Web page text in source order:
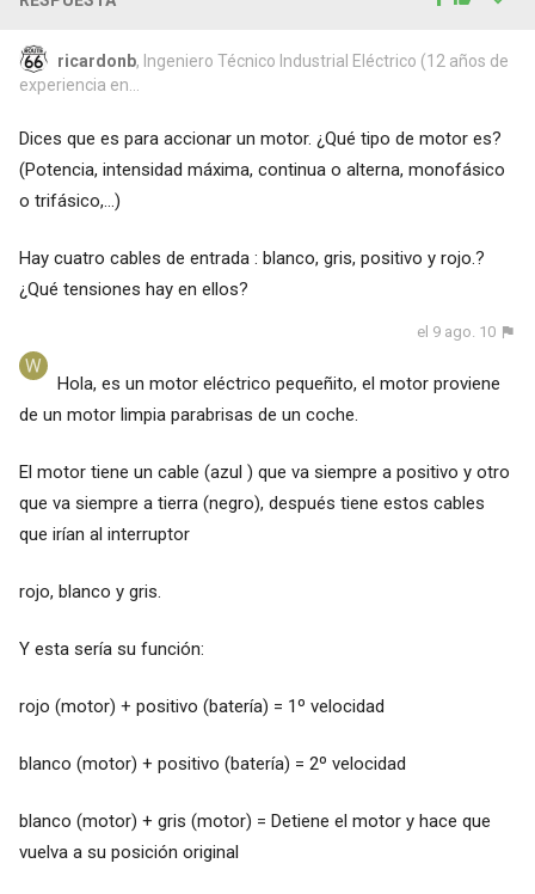
ricardonb, Ingeniero Técnico Industrial Eléctrico (12 años de
experiencia en...
Dices que es para accionar un motor. ¿Qué tipo de motor es?
(Potencia, intensidad máxima, continua o alterna, monofásico
o trifásico,...)
Hay cuatro cables de entrada : blanco, gris, positivo y rojo.?
¿Qué tensiones hay en ellos?
el 9 ago. 10
Hola, es un motor eléctrico pequeñito, el motor proviene
de un motor limpia parabrisas de un coche.
El motor tiene un cable (azul ) que va siempre a positivo y otro
que va siempre a tierra (negro), después tiene estos cables
que irían al interruptor
rojo, blanco y gris.
Y esta sería su función:
rojo (motor) + positivo (batería) = 1º velocidad
blanco (motor) + positivo (batería) = 2º velocidad
blanco (motor) + gris (motor) = Detiene el motor y hace que
vuelva a su posición original